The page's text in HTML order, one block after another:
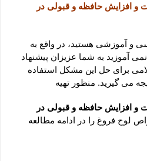
چشم زخم – دعای چشم زخم ماشاالله
برای آرامش قلب و رفع اضطراب
– دعای ثروت حضرت سلیمان
و افزایش حافظه و قبولی در
و آموزشی هستید، در واقع به
آموزید به شما عزیزان پیشنهاد
برای حل این مشکل استفاده
می گیرید. منظور تهیه
و افزایش حافظه و قبولی در
لوح فروغ را در ادامه مطالعه